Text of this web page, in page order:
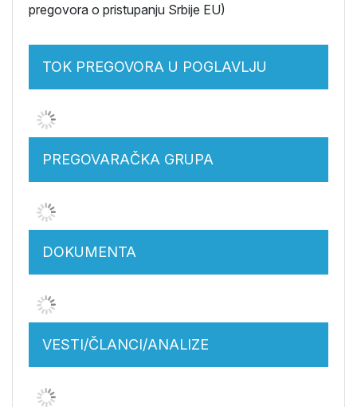
pregovora o pristupanju Srbije EU)
TOK PREGOVORA U POGLAVLJU
PREGOVARAČKA GRUPA
DOKUMENTA
VESTI/ČLANCI/ANALIZE